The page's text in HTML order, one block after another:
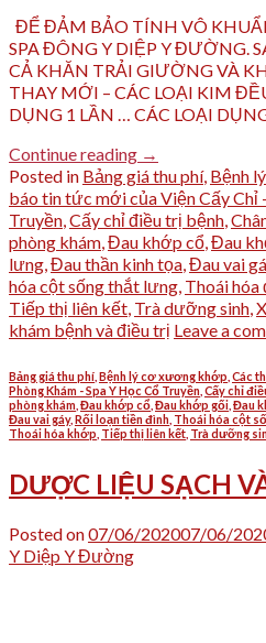
ĐỂ ĐẢM BẢO TÍNH VÔ
SPA ĐÔNG Y DIỆP Y ĐƯỜNG.
CẢ KHĂN TRẢI GIƯỜNG VÀ
THAY MỚI – CÁC LOẠI KIM
DỤNG 1 LẦN … CÁC LOẠI
Continue reading →
Posted in Bảng giá thu phí, Bệnh
báo tin tức mới của Viện Cấy Chỉ
Truyền,Cấy chỉ điều trị bệnh,
phòng khám,Đau khớp cổ,Đau
lưng,Đau thần kinh tọa,Đau vai
hóa cột sống thắt lưng, Thoái hóa
Tiếp thị liên kết, Trà dưỡng sinh,
khám bệnh và điều trị Leave a
Bảng giá thu phí Bệnh lý cơ xương khớp Các
Phòng Khám - Spa Y Học Cổ Truyền Cấy chỉ
phòng khám Đau khớp cổ Đau khớp gối Đau
Đau vai gáy, Rối loạn tiền đình Thoái hóa cột
Thoái hóa khớp Tiếp thị liên kết Trà dưỡng
DƯỢC LIỆU SẠCH
Posted on07/06/202007/06/
Y Diệp Y Đường